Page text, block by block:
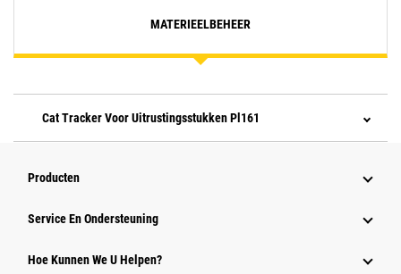
MATERIEELBEHEER
Cat Tracker Voor Uitrustingsstukken Pl161
Producten
Service En Ondersteuning
Hoe Kunnen We U Helpen?